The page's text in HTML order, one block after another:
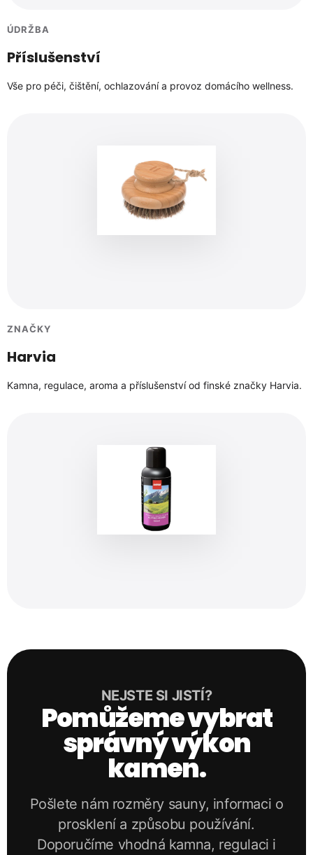
ÚDRŽBA
Příslušenství
Vše pro péči, čištění, ochlazování a provoz domácího wellness.
ZNAČKY
Harvia
Kamna, regulace, aroma a příslušenství od finské značky Harvia.
NEJSTE SI JISTÍ?
Pomůžeme vybrat
správný výkon
kamen.
Pošlete nám rozměry sauny, informaci o
prosklení a způsobu používání.
Doporučíme vhodná kamna, regulaci i